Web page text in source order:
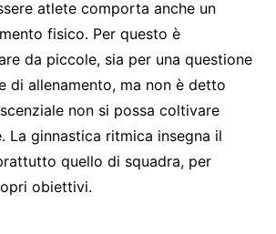
atlete comporta anche un
fisico. Per questo è
da piccole, sia per una questione
di allenamento, ma non è detto
non si possa coltivare
La ginnastica ritmica insegna il
quello di squadra, per
obiettivi.